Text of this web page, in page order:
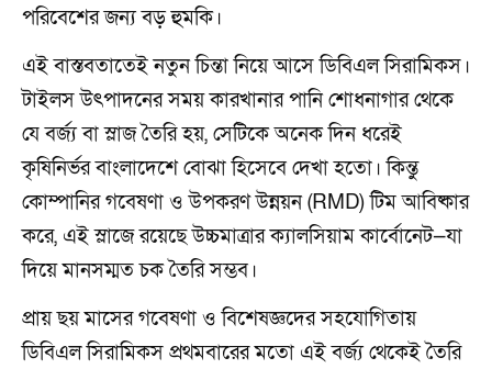
পরিবেশের জন্য বড় হুমকি।
এই বাস্তবতাতেই নতুন চিন্তা নিয়ে আসে ডিবিএল সিরামিকস।
টাইলস উৎপাদনের সময় কারখানার পানি শোধনাগার থেকে
যে বর্জ্য বা স্লাজ তৈরি হয়, সেটিকে অনেক দিন ধরেই
কৃষিনির্ভর বাংলাদেশে বোঝা হিসেবে দেখা হতো। কিন্তু
কোম্পানির গবেষণা ও উপকরণ উন্নয়ন (RMD) টিম আবিষ্কার
করে, এই স্লাজে রয়েছে উচ্চমাত্রার ক্যালসিয়াম কার্বোনেট—যা
দিয়ে মানসম্মত চক তৈরি সম্ভব।
প্রায় ছয় মাসের গবেষণা ও বিশেষজ্ঞদের সহযোগিতায়
ডিবিএল সিরামিকস প্রথমবারের মতো এই বর্জ্য থেকেই তৈরি